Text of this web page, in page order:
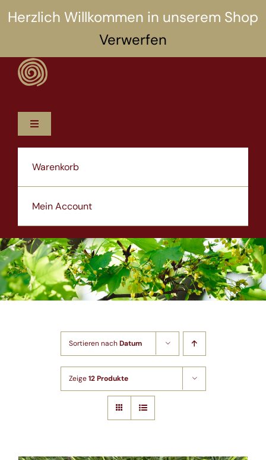
Herzlich Willkommen in unserem Shop
Verwerfen
Inhalt
Toggle
Shop
Warenkorb
Mein Account
Sortieren nachDatum
Zeige12 Produkte